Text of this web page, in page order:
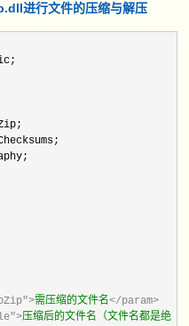
进行文件的压缩与解压
需压缩的文件名</param>
压缩后的文件名（文件名都是绝对